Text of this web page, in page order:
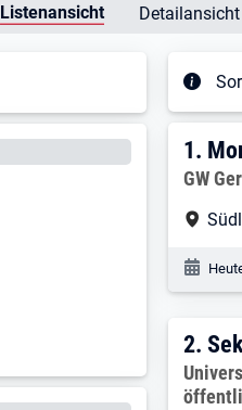
Listenansicht Detailansicht
1.
1.
GW
2.
2.